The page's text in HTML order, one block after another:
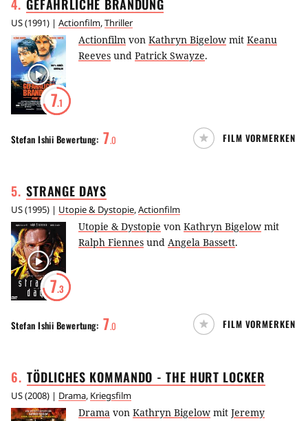
4. GEFÄHRLICHE BRANDUNG
US(1991) | Actionfilm,Thriller
7.1
Actionfilm von Kathryn Bigelow mit Keanu
Reeves und Patrick Swayze.
Stefan Ishii Bewertung: 7.0 FILM VORMERKEN
5. STRANGE DAYS
US(1995) | Utopie & Dystopie,Actionfilm
7.3
Utopie & Dystopie von Kathryn Bigelow mit
Ralph Fiennes und Angela Bassett.
Stefan Ishii Bewertung: 7.0 FILM VORMERKEN
6. TÖDLICHES KOMMANDO - THE HURT LOCKER
US(2008) | Drama, Kriegsfilm
Drama von Kathryn Bigelow mit Jeremy